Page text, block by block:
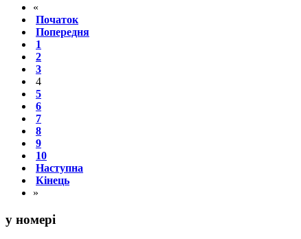
«
Початок
Попередня
1
2
3
4
5
6
7
8
9
10
Наступна
Кінець
»
у номері